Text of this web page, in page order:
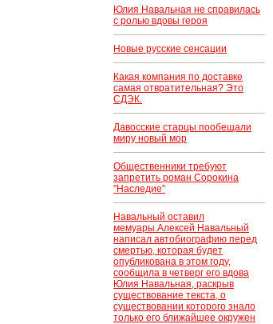
Юлия Навальная не справилась
с ролью вдовы героя
Новые русские сенсации
Какая компания по доставке
самая отвратительная? Это
СДЭК.
Давосские старцы пообещали
миру новый мор
Общественники требуют
запретить роман Сорокина
"Наследие"
Навальный оставил
мемуары.Алексей Навальный
написал автобиографию перед
смертью, которая будет
опубликована в этом году,
сообщила в четверг его вдова
Юлия Навальная, раскрыв
существование текста, о
существовании которого знало
только его ближайшее окружен